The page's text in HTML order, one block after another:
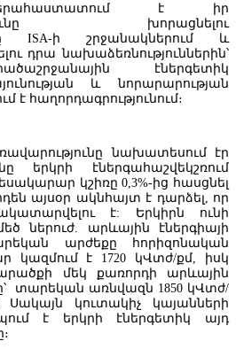
բանկի վարկանիշի հեռանկարը
է իր
խորացնելու
ISA-ի շրջանակներում և
դրա նախաձեռնություններին՝
էներգետիկ
և նորարարության
է հաղորդագրությունում։
նախատեսում էր
երկրի էներգահաշվեկշռում
կշիռը 0,3%-ից հասցնել
այսօր ակնհայտ է դարձել, որ
է: Երկիրն ունի
ներուժ. արևային էներգիայի
արժեքը հորիզոնական
կազմում է 1720 կՎտժ/քմ, իսկ
մեկ քառորդի արևային
տարեկան առնվազն 1850 կՎտժ/
Սակայն կուտակիչ կայանների
է երկրի էներգետիկ այդ